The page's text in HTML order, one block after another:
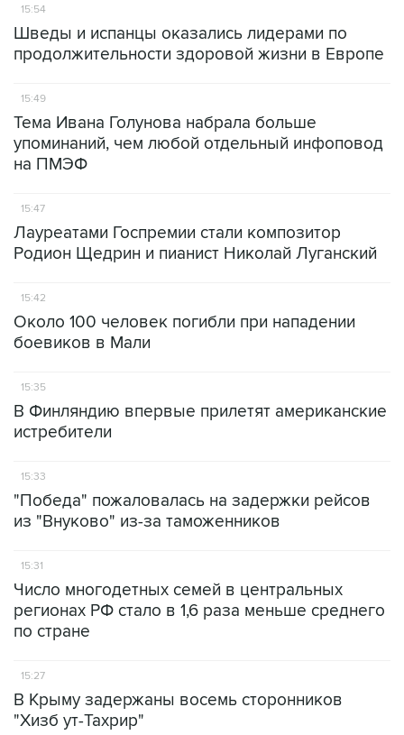
15:54
Шведы и испанцы оказались лидерами по
продолжительности здоровой жизни в Европе
15:49
Тема Ивана Голунова набрала больше
упоминаний, чем любой отдельный инфоповод
на ПМЭФ
15:47
Лауреатами Госпремии стали композитор
Родион Щедрин и пианист Николай Луганский
15:42
Около 100 человек погибли при нападении
боевиков в Мали
15:35
В Финляндию впервые прилетят американские
истребители
15:33
"Победа" пожаловалась на задержки рейсов
из "Внуково" из-за таможенников
15:31
Число многодетных семей в центральных
регионах РФ стало в 1,6 раза меньше среднего
по стране
15:27
В Крыму задержаны восемь сторонников
"Хизб ут-Тахрир"